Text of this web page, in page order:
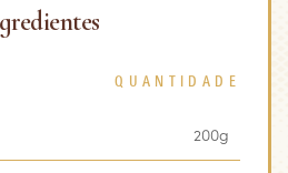
QUANTIDADE
200g